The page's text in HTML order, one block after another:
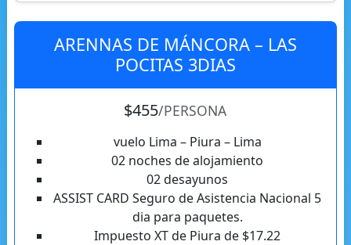
ARENNAS DE MÁNCORA – LAS
POCITAS 3DIAS
$455/PERSONA
vuelo Lima – Piura – Lima
02 noches de alojamiento
02 desayunos
ASSIST CARD Seguro de Asistencia Nacional 5
dia para paquetes.
Impuesto XT de Piura de $17.22